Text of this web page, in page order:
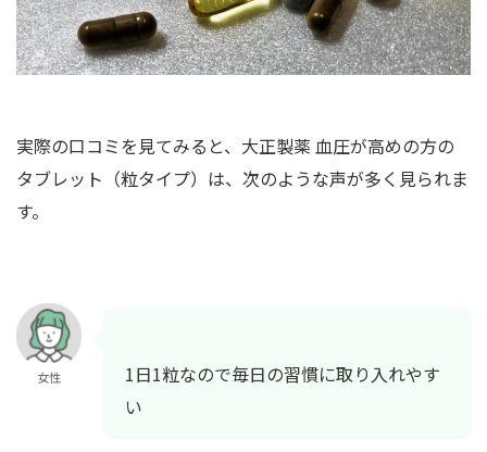
実際の口コミを見てみると、大正製薬 血圧が高めの方の
タブレット（粒タイプ）は、次のような声が多く見られま
す。
女性
1日1粒なので毎日の習慣に取り入れやす
い